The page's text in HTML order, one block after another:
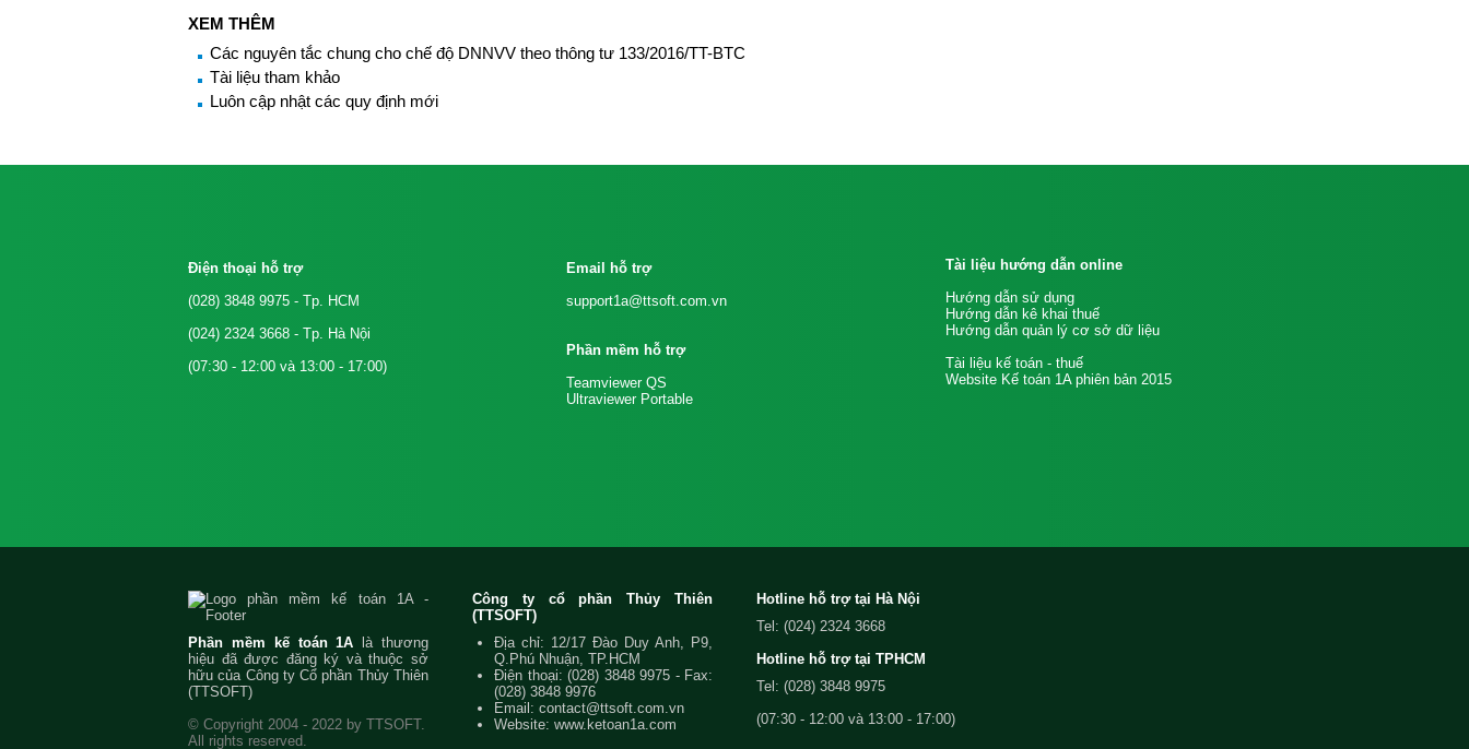
XEM THÊM
Các nguyên tắc chung cho chế độ DNNVV theo thông tư 133/2016/TT-BTC
Tài liệu tham khảo
Luôn cập nhật các quy định mới
Điện thoại hỗ trợ
(028) 3848 9975 - Tp. HCM
(024) 2324 3668 - Tp. Hà Nội
(07:30 - 12:00 và 13:00 - 17:00)
Email hỗ trợ
support1a@ttsoft.com.vn
Phần mềm hỗ trợ
Teamviewer QS
Ultraviewer Portable
Tài liệu hướng dẫn online
Hướng dẫn sử dụng
Hướng dẫn kê khai thuế
Hướng dẫn quản lý cơ sở dữ liệu
Tài liệu kế toán - thuế
Website Kế toán 1A phiên bản 2015
Phần mềm kế toán 1A là thương
hiệu đã được đăng ký và thuộc sở
hữu của Công ty Cổ phần Thủy Thiên
(TTSOFT)
© Copyright 2004 - 2022 by TTSOFT.
All rights reserved.
Công ty cổ phần Thủy Thiên
(TTSOFT)
Địa chỉ: 12/17 Đào Duy Anh, P9,
Q.Phú Nhuận, TP.HCM
Điện thoại: (028) 3848 9975 - Fax:
(028) 3848 9976
Email: contact@ttsoft.com.vn
Website: www.ketoan1a.com
Hotline hỗ trợ tại Hà Nội
Tel: (024) 2324 3668
Hotline hỗ trợ tại TPHCM
Tel: (028) 3848 9975
(07:30 - 12:00 và 13:00 - 17:00)